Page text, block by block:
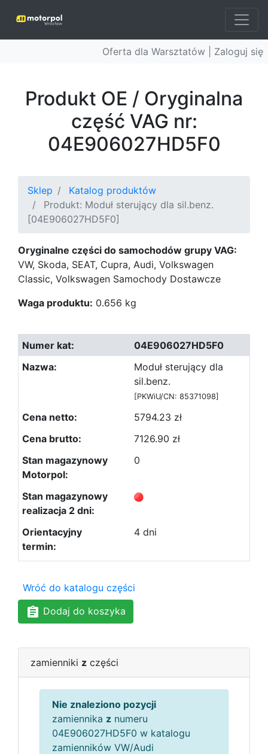
Oferta dla Warsztatów | Zaloguj się
Produkt OE / Oryginalna
część VAG nr:
04E906027HD5F0
Sklep
Katalog produktów
Produkt: Moduł sterujący dla sil.benz.
[04E906027HD5F0]
Oryginalne części do samochodów grupy VAG:
VW, Skoda, SEAT, Cupra, Audi, Volkswagen
Classic, Volkswagen Samochody Dostawcze
Waga produktu: 0.656 kg
04E906027HD5F0
Moduł sterujący dla
sil.benz.
[PKWiU/CN: 85371098]
5794.23 zł
7126.90 zł
0
4 dni
Wróć do katalogu części
Dodaj do koszyka
zamienniki z części
Nie znaleziono pozycji
zamiennika z numeru
04E906027HD5F0 w katalogu
zamienników VW/Audi